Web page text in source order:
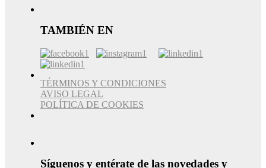
TAMBIÉN EN
TÉRMINOS Y CONDICIONES
AVISO LEGAL
POLÍTICA DE COOKIES
Síguenos y entérate de las novedades y